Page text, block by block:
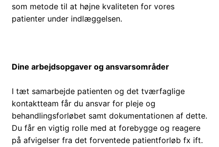
som metode til at højne kvaliteten for vores
patienter under indlæggelsen.
Dine arbejdsopgaver og ansvarsområder
I tæt samarbejde patienten og det tværfaglige
kontaktteam får du ansvar for pleje og
behandlingsforløbet samt dokumentationen af dette.
Du får en vigtig rolle med at forebygge og reagere
på afvigelser fra det forventede patientforløb fx ift.